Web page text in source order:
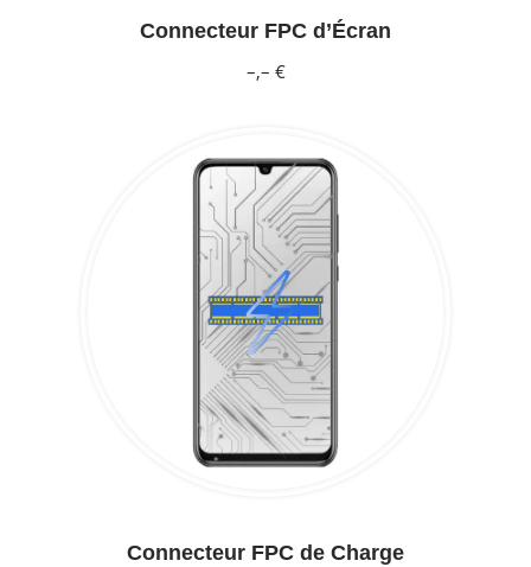
Connecteur FPC d’Écran
–,– €
Connecteur FPC de Charge